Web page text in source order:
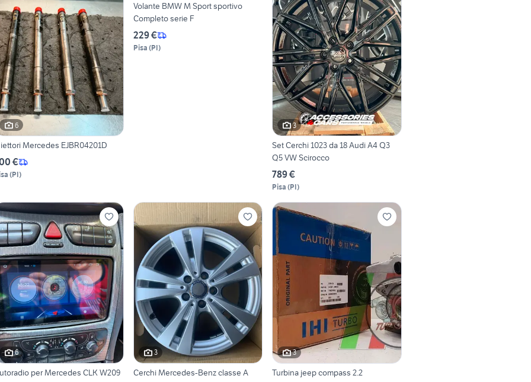
6
Mercedes EJBR04201D
€
(PI)
Volante BMW M Sport sportivo
Completo serie F
229 €
Pisa (PI)
3
Set Cerchi 1023 da 18 Audi A4 Q3
Q5 VW Scirocco
789 €
Pisa (PI)
6
Autoradio per Mercedes CLK W209
3
Cerchi Mercedes-Benz classe A
3
Turbina jeep compass 2.2